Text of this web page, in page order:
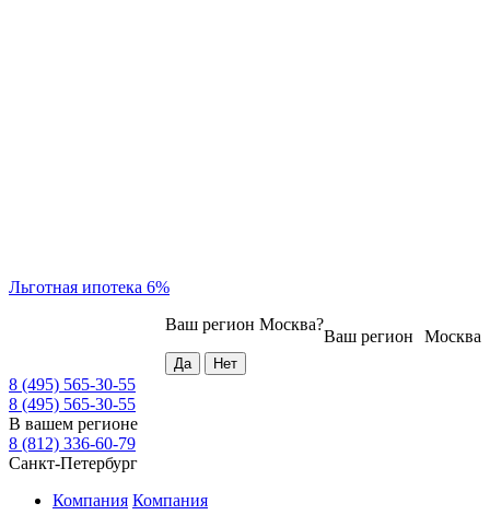
Льготная ипотека 6%
Москва
Ваш регион
Ваш регион Москва?
8 (495) 565-30-55
8 (495) 565-30-55
В вашем регионе
8 (812) 336-60-79
Санкт-Петербург
Компания Компания